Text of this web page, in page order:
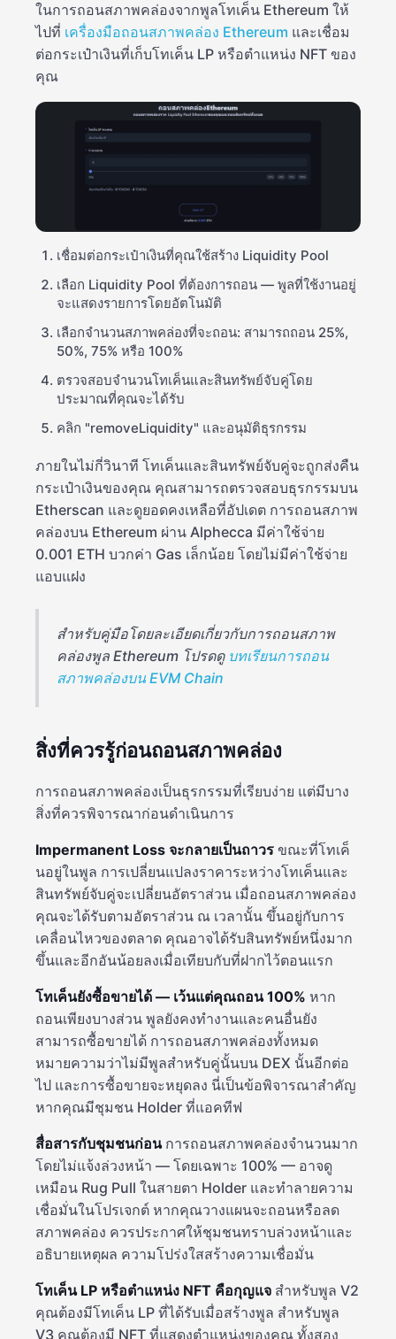
ในการถอนสภาพคล่องจากพูลโทเค็น Ethereum ให้
ไปที่ เครื่องมือถอนสภาพคล่อง Ethereum และเชื่อม
ต่อกระเป๋าเงินที่เก็บโทเค็น LP หรือตำแหน่ง NFT ของ
คุณ
เชื่อมต่อกระเป๋าเงินที่คุณใช้สร้าง Liquidity Pool
เลือก Liquidity Pool ที่ต้องการถอน — พูลที่ใช้งานอยู่
จะแสดงรายการโดยอัตโนมัติ
เลือกจำนวนสภาพคล่องที่จะถอน: สามารถถอน 25%,
50%, 75% หรือ 100%
ตรวจสอบจำนวนโทเค็นและสินทรัพย์จับคู่โดย
ประมาณที่คุณจะได้รับ
คลิก "removeLiquidity" และอนุมัติธุรกรรม
ภายในไม่กี่วินาที โทเค็นและสินทรัพย์จับคู่จะถูกส่งคืน
กระเป๋าเงินของคุณ คุณสามารถตรวจสอบธุรกรรมบน
Etherscan และดูยอดคงเหลือที่อัปเดต การถอนสภาพ
คล่องบน Ethereum ผ่าน Alphecca มีค่าใช้จ่าย
0.001 ETH บวกค่า Gas เล็กน้อย โดยไม่มีค่าใช้จ่าย
แอบแฝง
สำหรับคู่มือโดยละเอียดเกี่ยวกับการถอนสภาพ
คล่องพูล Ethereum โปรดดู บทเรียนการถอน
สภาพคล่องบน EVM Chain
สิ่งที่ควรรู้ก่อนถอนสภาพคล่อง
การถอนสภาพคล่องเป็นธุรกรรมที่เรียบง่าย แต่มีบาง
สิ่งที่ควรพิจารณาก่อนดำเนินการ
Impermanent Loss จะกลายเป็นถาวร ขณะที่โทเค็
นอยู่ในพูล การเปลี่ยนแปลงราคาระหว่างโทเค็นและ
สินทรัพย์จับคู่จะเปลี่ยนอัตราส่วน เมื่อถอนสภาพคล่อง
คุณจะได้รับตามอัตราส่วน ณ เวลานั้น ขึ้นอยู่กับการ
เคลื่อนไหวของตลาด คุณอาจได้รับสินทรัพย์หนึ่งมาก
ขึ้นและอีกอันน้อยลงเมื่อเทียบกับที่ฝากไว้ตอนแรก
โทเค็นยังซื้อขายได้ — เว้นแต่คุณถอน 100% หาก
ถอนเพียงบางส่วน พูลยังคงทำงานและคนอื่นยัง
สามารถซื้อขายได้ การถอนสภาพคล่องทั้งหมด
หมายความว่าไม่มีพูลสำหรับคู่นั้นบน DEX นั้นอีกต่อ
ไป และการซื้อขายจะหยุดลง นี่เป็นข้อพิจารณาสำคัญ
หากคุณมีชุมชน Holder ที่แอคทีฟ
สื่อสารกับชุมชนก่อนการถอนสภาพคล่องจำนวนมาก
โดยไม่แจ้งล่วงหน้า — โดยเฉพาะ 100% — อาจดู
เหมือน Rug Pull ในสายตา Holder และทำลายความ
เชื่อมั่นในโปรเจกต์ หากคุณวางแผนจะถอนหรือลด
สภาพคล่อง ควรประกาศให้ชุมชนทราบล่วงหน้าและ
อธิบายเหตุผล ความโปร่งใสสร้างความเชื่อมั่น
โทเค็น LP หรือตำแหน่ง NFT คือกุญแจ สำหรับพูล V2
คุณต้องมีโทเค็น LP ที่ได้รับเมื่อสร้างพูล สำหรับพูล
V3 คุณต้องมี NFT ที่แสดงตำแหน่งของคุณ ทั้งสอง